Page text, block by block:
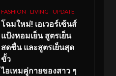
FASHION LIVING UPDATE
โฉมใหม่! เอเวอร์เซ้นส์
แป้งหอมเย็น สูตรเย็น
สดชื่น และสูตรเย็นสุด
ขั้ว
ไอเทมคู่กายของสาว ๆ